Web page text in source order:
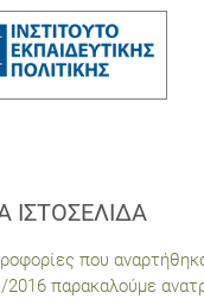
ΙΣΤΟΣΕΛΊΔΑ
που
2016 παρακαλούμε